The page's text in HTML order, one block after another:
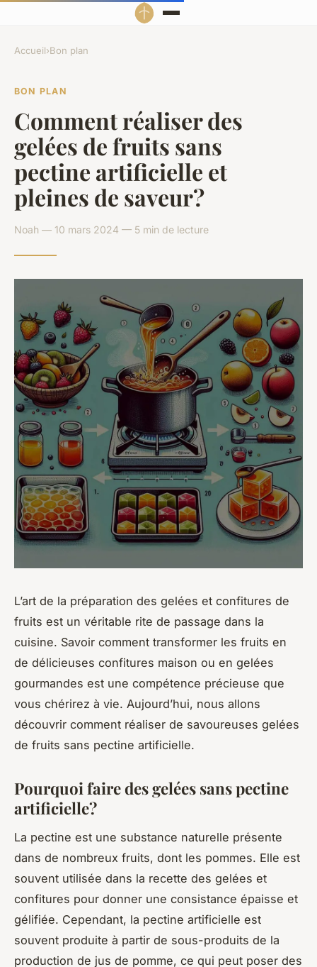
Accueil›Bon plan
BON PLAN
Comment réaliser des
gelées de fruits sans
pectine artificielle et
pleines de saveur?
Noah — 10 mars 2024 — 5 min de lecture
L’art de la préparation des gelées et confitures de
fruits est un véritable rite de passage dans la
cuisine. Savoir comment transformer les fruits en
de délicieuses confitures maison ou en gelées
gourmandes est une compétence précieuse que
vous chérirez à vie. Aujourd’hui, nous allons
découvrir comment réaliser de savoureuses gelées
de fruits sans pectine artificielle.
Pourquoi faire des gelées sans pectine
artificielle?
La pectine est une substance naturelle présente
dans de nombreux fruits, dont les pommes. Elle est
souvent utilisée dans la recette des gelées et
confitures pour donner une consistance épaisse et
gélifiée. Cependant, la pectine artificielle est
souvent produite à partir de sous-produits de la
production de jus de pomme, ce qui peut poser des